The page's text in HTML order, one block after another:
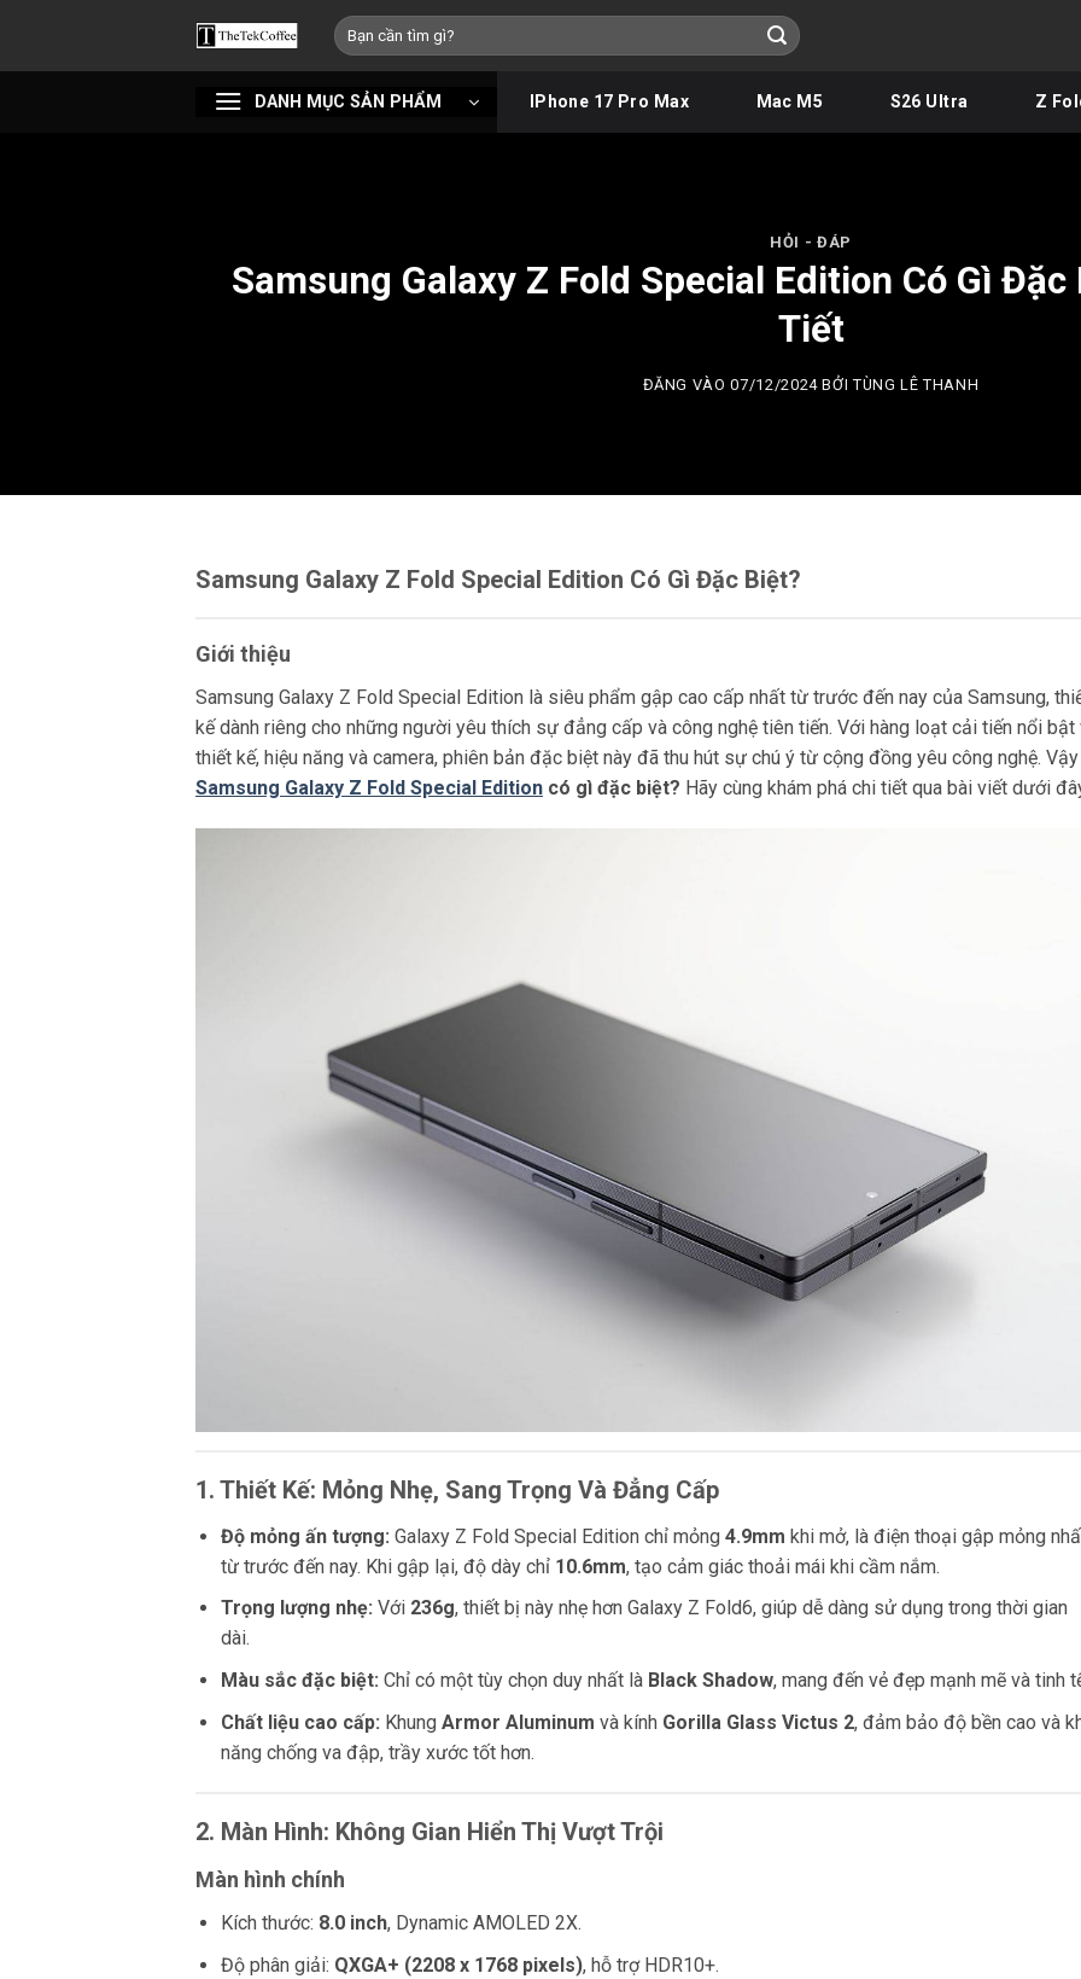
nội
Tìm
kiếm:
DANH MỤC SẢN PHẨM IPhone 17 Pro Max Mac M5 S26 Ultra Z
HỎI - ĐÁP
Samsung Galaxy Z Fold Special Edition Có Gì
Tiết
ĐĂNG VÀO07/12/2024 BỞITÙNG LÊ THANH
Samsung Galaxy Z Fold Special Edition Có Gì Đặc Biệt?
Giới thiệu
Samsung Galaxy Z Fold Special Edition là siêu phẩm gập cao cấp nhất từ trước đến nay của Samsung,
kế dành riêng cho những người yêu thích sự đẳng cấp và công nghệ tiên tiến. Với hàng loạt cải tiến nổi bật
thiết kế, hiệu năng và camera, phiên bản đặc biệt này đã thu hút sự chú ý từ cộng đồng yêu công nghệ. Vậy
Samsung Galaxy Z Fold Special Edition có gì đặc biệt? Hãy cùng khám phá chi tiết qua bài viết dưới
1. Thiết Kế: Mỏng Nhẹ, Sang Trọng Và Đẳng Cấp
Độ mỏng ấn tượng: Galaxy Z Fold Special Edition chỉ mỏng 4.9mm khi mở, là điện thoại gập mỏng
từ trước đến nay. Khi gập lại, độ dày chỉ 10.6mm, tạo cảm giác thoải mái khi cầm nắm.
Trọng lượng nhẹ: Với 236g, thiết bị này nhẹ hơn Galaxy Z Fold6, giúp dễ dàng sử dụng trong thời gian
dài.
Màu sắc đặc biệt: Chỉ có một tùy chọn duy nhất là Black Shadow, mang đến vẻ đẹp mạnh mẽ và tinh
Chất liệu cao cấp: Khung Armor Aluminum và kính Gorilla Glass Victus 2, đảm bảo độ bền cao và
năng chống va đập, trầy xước tốt hơn.
2. Màn Hình: Không Gian Hiển Thị Vượt Trội
Màn hình chính
Kích thước: 8.0 inch, Dynamic AMOLED 2X.
Độ phân giải: QXGA+ (2208 x 1768 pixels), hỗ trợ HDR10+.